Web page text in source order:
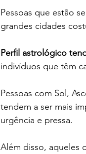
Pessoas que estão
grandes cidades
Perfil astrológico
indivíduos que têm
Pessoas com Sol,
tendem a ser mais
urgência e pressa.
Além disso, aqueles